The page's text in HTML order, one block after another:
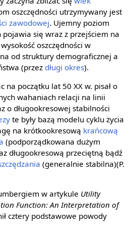
oszczędności utrzymywany jest
zawodowej. Ujemny poziom
pojawia się wraz z przejściem na
oszczędności w
od struktury demograficznej a
(przez długi okres).
na początku lat 50 XX w. pisał o
wahaniach relacji na linii
o długookresowej stabilności
te były bazą modelu cyklu życia
na krótkookresową krańcową
(podporządkowana dużym
długookresową przeciętną bądź
(generalnie stabilna)(P.
w artykule Utility
Function: An Interpretation of
cztery podstawowe powody